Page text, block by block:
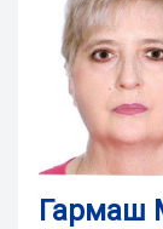
Гармаш